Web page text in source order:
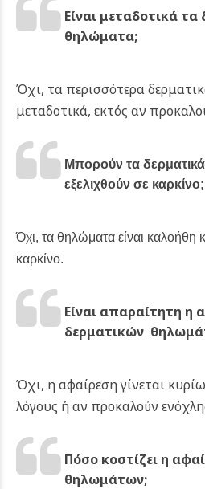
Είναι μεταδοτικά τα
θηλώματα;
Όχι, τα περισσότερα
μεταδοτικά, εκτός αν
Μπορούν τα
εξελιχθούν σε καρκίνο;
Όχι, τα θηλώματα είναι καλοήθη
καρκίνο.
Είναι απαραίτητη η
δερματικών
Όχι, η αφαίρεση γίνεται
λόγους ή αν προκαλούν
Πόσο κοστίζει η
θηλωμάτων;